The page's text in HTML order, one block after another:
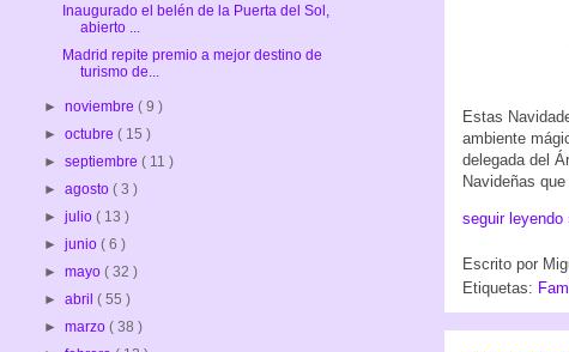
Estas
ambiente
delegada del
Navideñas
seguir leyendo
Escrito por
Etiquetas:
Inaugurado el belén de la Puerta del Sol,
abierto ...
Madrid repite premio a mejor destino de
turismo de...
►noviembre( 9 )
►octubre( 15 )
►septiembre( 11 )
►agosto( 3 )
►julio( 13 )
►junio( 6 )
►mayo( 32 )
►abril( 55 )
►marzo( 38 )